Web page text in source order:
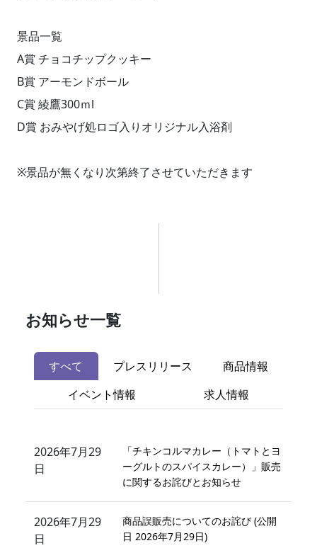
景品一覧
A賞 チョコチップクッキー
B賞 アーモンドボール
C賞 綾鷹300ｍl
D賞 おみやげ処ロゴ入りオリジナル入浴剤
※景品が無くなり次第終了させていただきます
お知らせ一覧
すべて プレスリリース
商品情報
イベント情報
求人情報
2026年7月29
日
「チキンコルマカレー（トマトとヨ
ーグルトのスパイスカレー）」販売
に関するお詫びとお知らせ
2026年7月29
日
商品誤販売についてのお詫び (公開
日 2026年7月29日)